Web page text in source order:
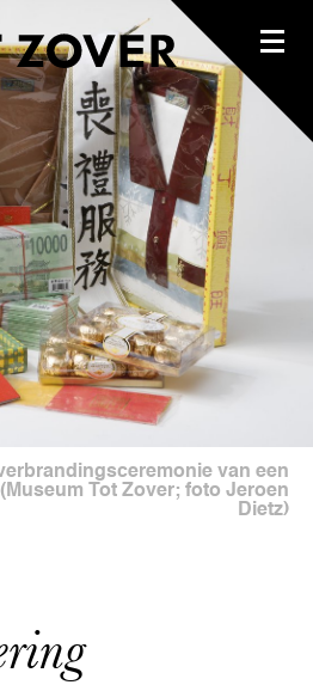
van een
Tot Zover; foto Jeroen
Dietz)